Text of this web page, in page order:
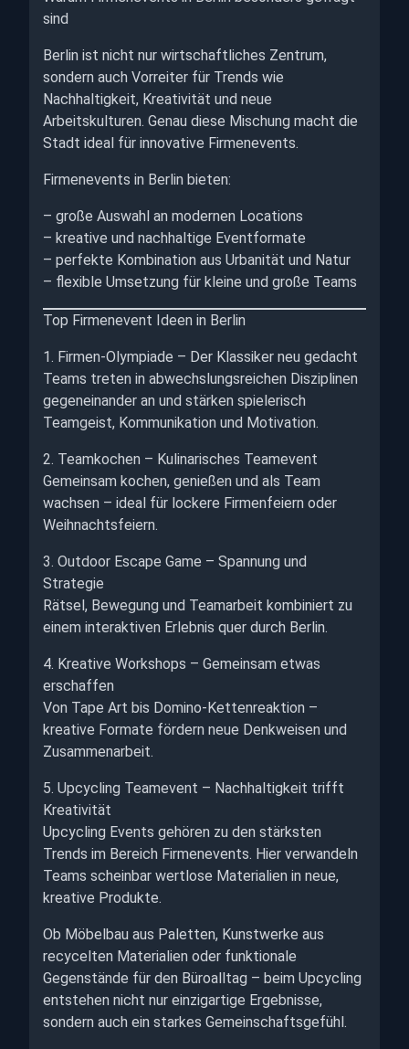
sind
Berlin ist nicht nur wirtschaftliches Zentrum,
sondern auch Vorreiter für Trends wie
Nachhaltigkeit, Kreativität und neue
Arbeitskulturen. Genau diese Mischung macht die
Stadt ideal für innovative Firmenevents.
Firmenevents in Berlin bieten:
– große Auswahl an modernen Locations
– kreative und nachhaltige Eventformate
– perfekte Kombination aus Urbanität und Natur
– flexible Umsetzung für kleine und große Teams
Top Firmenevent Ideen in Berlin
1. Firmen-Olympiade – Der Klassiker neu gedacht
Teams treten in abwechslungsreichen Disziplinen
gegeneinander an und stärken spielerisch
Teamgeist, Kommunikation und Motivation.
2. Teamkochen – Kulinarisches Teamevent
Gemeinsam kochen, genießen und als Team
wachsen – ideal für lockere Firmenfeiern oder
Weihnachtsfeiern.
3. Outdoor Escape Game – Spannung und
Strategie
Rätsel, Bewegung und Teamarbeit kombiniert zu
einem interaktiven Erlebnis quer durch Berlin.
4. Kreative Workshops – Gemeinsam etwas
erschaffen
Von Tape Art bis Domino-Kettenreaktion –
kreative Formate fördern neue Denkweisen und
Zusammenarbeit.
5. Upcycling Teamevent – Nachhaltigkeit trifft
Kreativität
Upcycling Events gehören zu den stärksten
Trends im Bereich Firmenevents. Hier verwandeln
Teams scheinbar wertlose Materialien in neue,
kreative Produkte.
Ob Möbelbau aus Paletten, Kunstwerke aus
recycelten Materialien oder funktionale
Gegenstände für den Büroalltag – beim Upcycling
entstehen nicht nur einzigartige Ergebnisse,
sondern auch ein starkes Gemeinschaftsgefühl.